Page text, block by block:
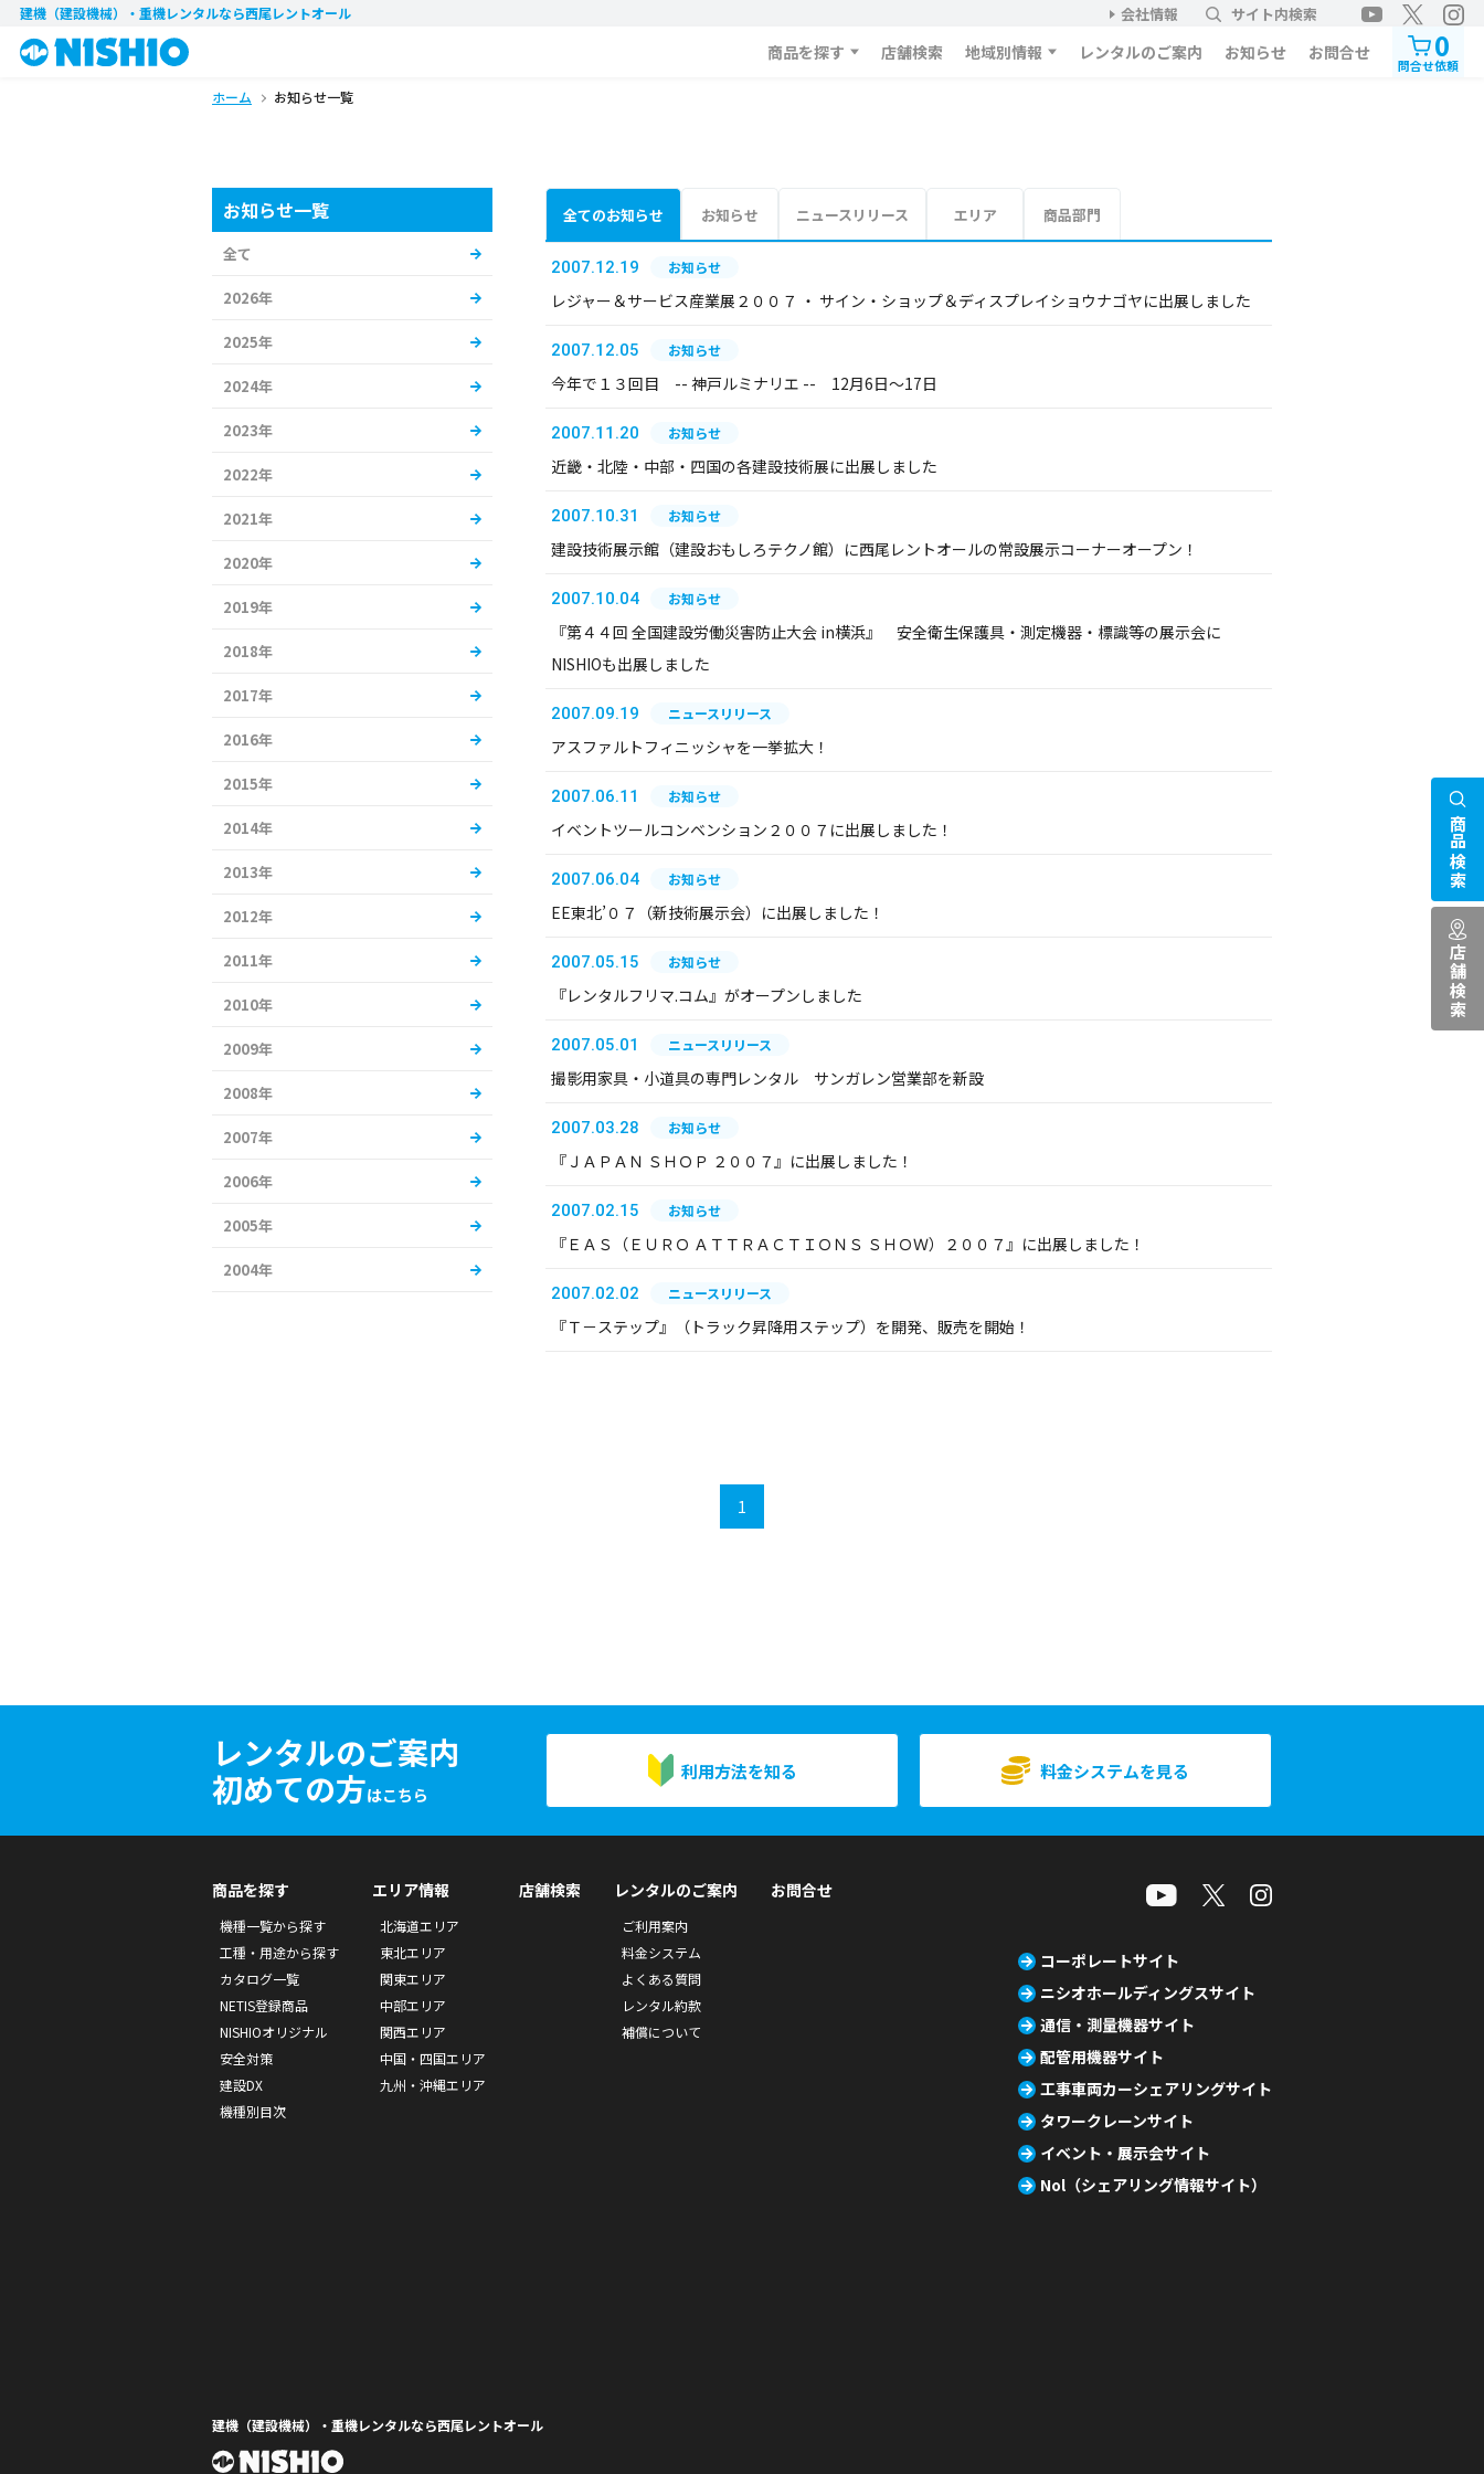
建機（建設機械）・重機レンタルなら西尾レントオール 会社情報 サイト内検索
商品を探す 店舗検索 地域別情報 レンタルのご案内 お知らせ お問合せ 0
問合せ依頼
ホーム お知らせ一覧
全てのお知らせ お知らせ ニュースリリース エリア 商品部門
2007.12.19 お知らせ
レジャー＆サービス産業展２００７ ・ サイン・ショップ＆ディスプレイショウナゴヤに出展しました
2007.12.05 お知らせ
今年で１３回目 -- 神戸ルミナリエ -- 12月6日～17日
2007.11.20 お知らせ
近畿・北陸・中部・四国の各建設技術展に出展しました
2007.10.31 お知らせ
建設技術展示館（建設おもしろテクノ館）に西尾レントオールの常設展示コーナーオープン！
2007.10.04 お知らせ
『第４４回 全国建設労働災害防止大会 in横浜』 安全衛生保護具・測定機器・標識等の展示会に
NISHIOも出展しました
2007.09.19 ニュースリリース
アスファルトフィニッシャを一挙拡大！
2007.06.11 お知らせ
イベントツールコンベンション２００７に出展しました！
2007.06.04 お知らせ
EE東北’０７（新技術展示会）に出展しました！
2007.05.15 お知らせ
『レンタルフリマ.コム』がオープンしました
2007.05.01 ニュースリリース
撮影用家具・小道具の専門レンタル サンガレン営業部を新設
2007.03.28 お知らせ
『ＪＡＰＡＮ ＳＨＯＰ ２００７』に出展しました！
2007.02.15 お知らせ
『ＥＡＳ（ＥＵＲＯ ＡＴＴＲＡＣＴＩＯＮＳ ＳＨＯＷ）２００７』に出展しました！
2007.02.02 ニュースリリース
『Ｔ－ステップ』（トラック昇降用ステップ）を開発、販売を開始！
1
お知らせ一覧
全て
2026年
2025年
2024年
2023年
2022年
2021年
2020年
2019年
2018年
2017年
2016年
2015年
2014年
2013年
2012年
2011年
2010年
2009年
2008年
2007年
2006年
2005年
2004年
レンタルのご案内
初めての方はこちら
利用方法を知る 料金システムを見る
商品検索
店舗検索
商品を探す
機種一覧から探す
工種・用途から探す
カタログ一覧
NETIS登録商品
NISHIOオリジナル
安全対策
建設DX
機種別目次
エリア情報
北海道エリア
東北エリア
関東エリア
中部エリア
関西エリア
中国・四国エリア
九州・沖縄エリア
店舗検索 レンタルのご案内
ご利用案内
料金システム
よくある質問
レンタル約款
補償について
お問合せ
コーポレートサイト
ニシオホールディングスサイト
通信・測量機器サイト
配管用機器サイト
工事車両カーシェアリングサイト
タワークレーンサイト
イベント・展示会サイト
Nol（シェアリング情報サイト）
建機（建設機械）・重機レンタルなら西尾レントオール